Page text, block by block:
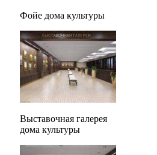
Фойе дома культуры
Выставочная галерея
дома культуры